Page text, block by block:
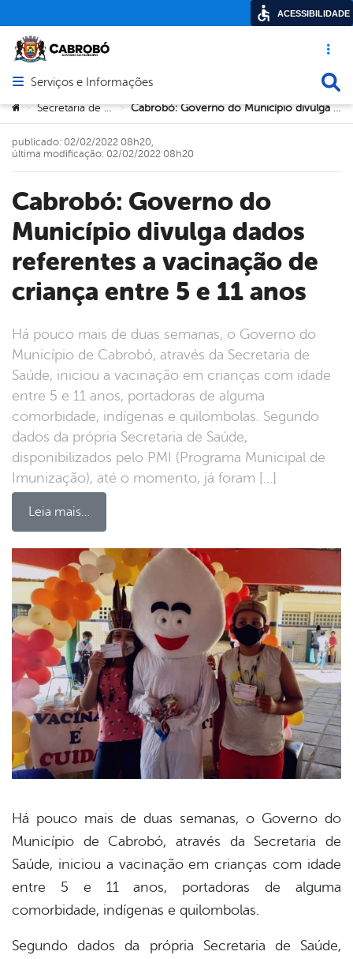
Acesso
Abrir menu principal de navegação
Serviços e Informações
Você está aqui:
> Secretaria de Saúde > Cabrobó: Governo do Município divulga dados referentes a vacinação de criança entre 5 e 11 anos
Cabrobó: Governo do
Município divulga dados
referentes a vacinação de
criança entre 5 e 11 anos
Há pouco mais de duas semanas, o Governo do
Município de Cabrobó, através da Secretaria de
Saúde, iniciou a vacinação em crianças com idade
entre 5 e 11 anos, portadoras de alguma
comorbidade, indígenas e quilombolas. Segundo
dados da própria Secretaria de Saúde,
disponibilizados pelo PMI (Programa Municipal de
Imunização), até o momento, já foram […]
Leia mais…
publicado: 02/02/2022 08h20,
última modificação: 02/02/2022 08h20
Há pouco mais de duas semanas, o Governo do
Município de Cabrobó, através da Secretaria de
Saúde, iniciou a vacinação em crianças com idade
entre 5 e 11 anos, portadoras de alguma
comorbidade, indígenas e quilombolas.
Segundo dados da própria Secretaria de Saúde,
ACESSIBILIDADE